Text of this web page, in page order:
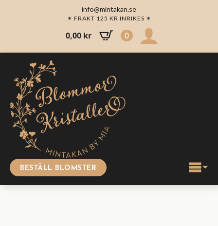
info@mintakan.se
✶ FRAKT 125 KR INRIKES ✶
0,00 kr 0
BESTÄLL BLOMSTER